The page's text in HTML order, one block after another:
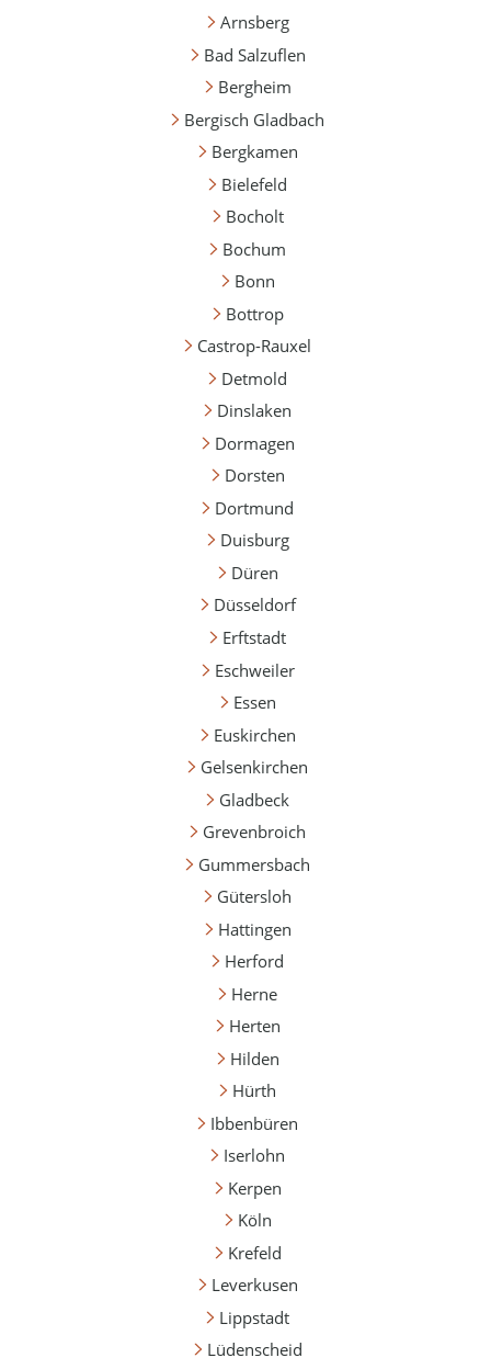
Arnsberg
Bad Salzuflen
Bergheim
Bergisch Gladbach
Bergkamen
Bielefeld
Bocholt
Bochum
Bonn
Bottrop
Castrop-Rauxel
Detmold
Dinslaken
Dormagen
Dorsten
Dortmund
Duisburg
Düren
Düsseldorf
Erftstadt
Eschweiler
Essen
Euskirchen
Gelsenkirchen
Gladbeck
Grevenbroich
Gummersbach
Gütersloh
Hattingen
Herford
Herne
Herten
Hilden
Hürth
Ibbenbüren
Iserlohn
Kerpen
Köln
Krefeld
Leverkusen
Lippstadt
Lüdenscheid